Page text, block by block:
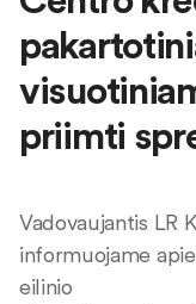
priimti
Vadovaujantis LR
informuojame
eilinio